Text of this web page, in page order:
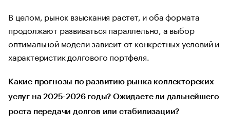
В целом, рынок взыскания растет, и оба формата
продолжают развиваться параллельно, а выбор
оптимальной модели зависит от конкретных условий и
характеристик долгового портфеля.
Какие прогнозы по развитию рынка коллекторских
услуг на 2025-2026 годы? Ожидаете ли дальнейшего
роста передачи долгов или стабилизации?